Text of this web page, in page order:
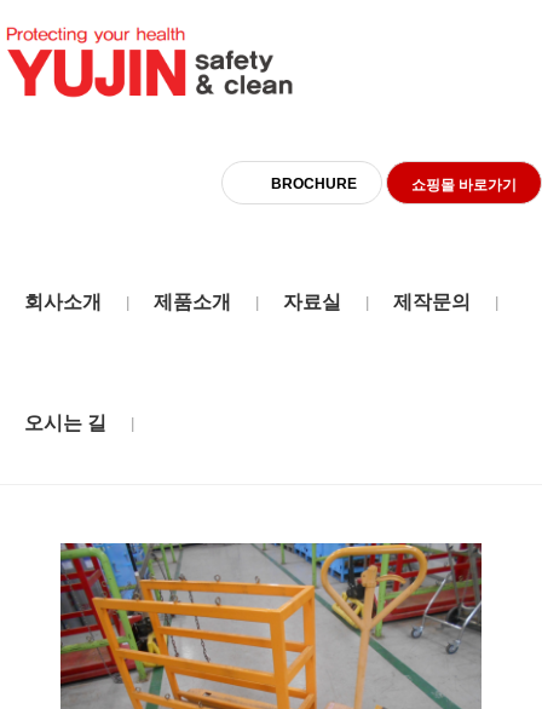
BROCHURE 쇼핑몰 바로가기
회사소개 제품소개 자료실 제작문의
오시는 길